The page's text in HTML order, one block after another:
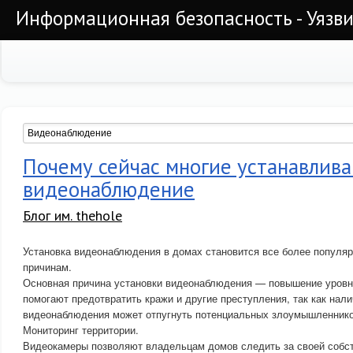
Информационная безопасность -
Почему сейчас многие
видеонаблюдение
Блог им. thehole
Установка видеонаблюдения в домах становится все более
причинам.
Основная причина установки видеонаблюдения — повышение
помогают предотвратить кражи и другие преступления, так как
видеонаблюдения может отпугнуть потенциальных
Мониторинг территории.
Видеокамеры позволяют владельцам домов следить за своей